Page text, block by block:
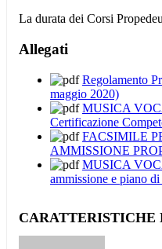
La durata dei Corsi
Allegati
Regolamento
maggio 2020)
MUSICA
Certificazione
FACSIMILE
AMMISSIONE
MUSICA
ammissione e piano di
CARATTERISTICHE